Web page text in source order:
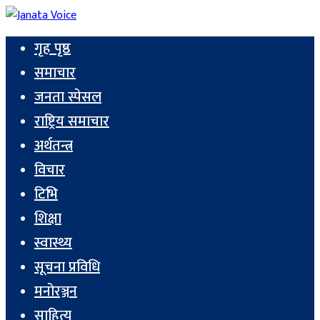
गृह पृष्ठ
समाचार
जनता स्पेसल
राष्ट्रिय समाचार
अर्थतन्त्र
विचार
टिभि
शिक्षा
स्वास्थ्य
सूचना प्रविधि
मनोरञ्जन